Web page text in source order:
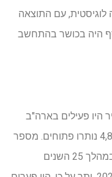
לוגיסטית, עם התוצאה
היה בכושר בהתחשב
אוויר היו פעילים בארה"ב
בשלב מסוים מאז 1957. מתוכם, רק 4,821 נותרו פתוחים. מספר
אתרי הניטור גדל באופן אקספוננציאלי במהלך 25 ​​השנים